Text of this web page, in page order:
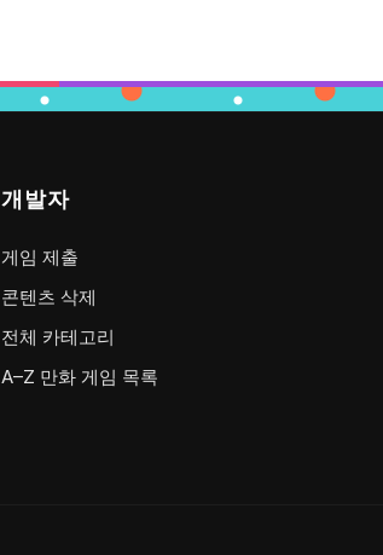
개발자
게임 제출
콘텐츠 삭제
전체 카테고리
A–Z 만화 게임 목록